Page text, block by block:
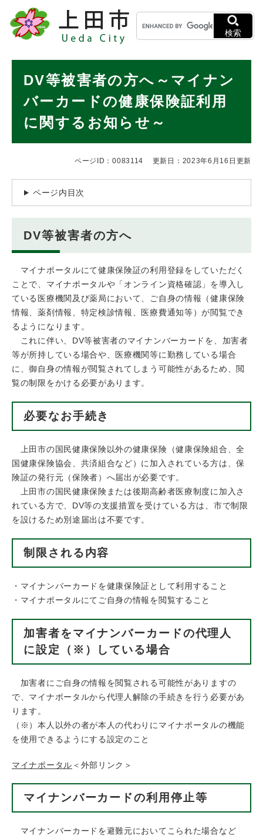
メニューを飛ばして本文へ
キ
ー
ワ
検
索
検索
DV等被害者の方へ～マイナン
バーカードの健康保険証利用
に関するお知らせ～
ページID：0083114 更新日：2023年6月16日更新
ページ内目次
DV等被害者の方へ
マイナポータルにて健康保険証の利用登録をしていただく
ことで、マイナポータルや「オンライン資格確認」を導入し
ている医療機関及び薬局において、ご自身の情報（健康保険
情報、薬剤情報、特定検診情報、医療費通知等）が閲覧でき
るようになります。
これに伴い、DV等被害者のマイナンバーカードを、加害者
等が所持している場合や、医療機関等に勤務している場合
に、御自身の情報が閲覧されてしまう可能性があるため、閲
覧の制限をかける必要があります。
必要なお手続き
上田市の国民健康保険以外の健康保険（健康保険組合、全
国健康保険協会、共済組合など）に加入されている方は、保
険証の発行元（保険者）へ届出が必要です。
上田市の国民健康保険または後期高齢者医療制度に加入さ
れている方で、DV等の支援措置を受けている方は、市で制限
を設けるため別途届出は不要です。
制限される内容
・マイナンバーカードを健康保険証として利用すること
・マイナポータルにてご自身の情報を閲覧すること
加害者をマイナンバーカードの代理人
に設定（※）している場合
加害者にご自身の情報を閲覧される可能性がありますの
で、マイナポータルから代理人解除の手続きを行う必要があ
ります。
（※）本人以外の者が本人の代わりにマイナポータルの機能
を使用できるようにする設定のこと
マイナポータル ＜外部リンク＞
マイナンバーカードの利用停止等
マイナンバーカードを避難元においてこられた場合など